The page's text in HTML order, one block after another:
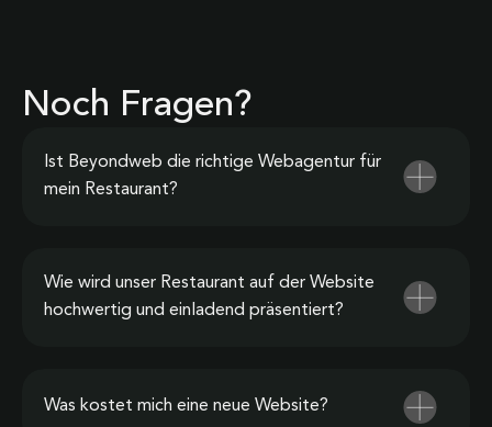
Noch Fragen?
Ist Beyondweb die richtige Webagentur für
mein Restaurant?
Wie wird unser Restaurant auf der Website
hochwertig und einladend präsentiert?
Was kostet mich eine neue Website?